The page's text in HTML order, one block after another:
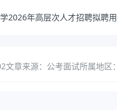
2026年高层次人才招聘拟聘
文章来源：公考面试所属地区